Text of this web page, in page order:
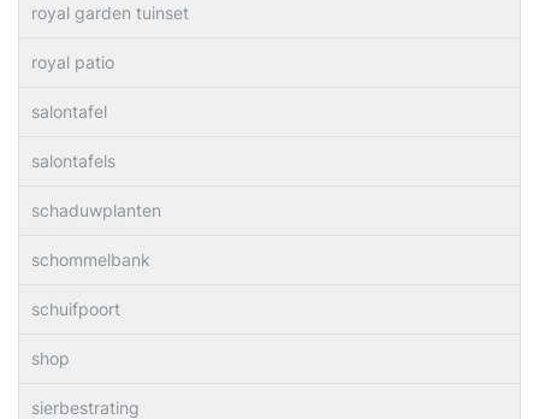
royal garden tuinset
royal patio
salontafel
salontafels
schaduwplanten
schommelbank
schuifpoort
shop
sierbestrating